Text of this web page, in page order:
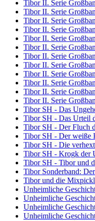
Tibor II. Serie
Tibor II. Serie
Tibor II. Serie
Tibor II. Serie
Tibor II. Serie
Tibor II. Serie
Tibor II. Serie
Tibor II. Serie
Tibor II. Serie
Tibor II. Serie
Tibor II. Serie
Tibor II. Serie
Tibor SH - Das
Tibor SH - Das Urteil
Tibor SH - Der Fluch
Tibor SH - Der weiße
Tibor SH - Die
Tibor SH - Krogk der
Tibor SH - Tibor und
Tibor Sonderband:
Tibor und die
Unheimliche
Unheimliche
Unheimliche
Unheimliche